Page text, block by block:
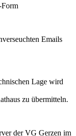
Emails
Lage wird
zu übermitteln.
der VG Gerzen im